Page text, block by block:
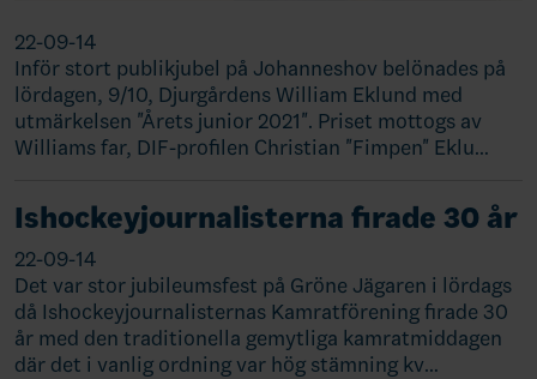
22-09-14
Inför stort publikjubel på Johanneshov belönades på
lördagen, 9/10, Djurgårdens William Eklund med
utmärkelsen "Årets junior 2021". Priset mottogs av
Williams far, DIF-profilen Christian "Fimpen" Eklu…
Ishockeyjournalisterna firade 30 år
22-09-14
Det var stor jubileumsfest på Gröne Jägaren i lördags
då Ishockeyjournalisternas Kamratförening firade 30
år med den traditionella gemytliga kamratmiddagen
där det i vanlig ordning var hög stämning kv…